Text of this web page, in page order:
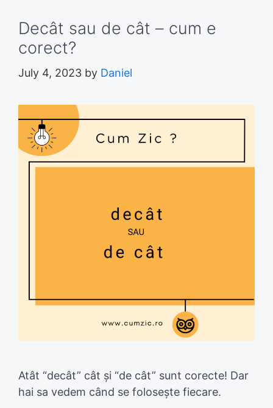
Decât sau de cât – cum e
corect?
July 4, 2023 by Daniel
Atât “decât” cât și “de cât” sunt corecte! Dar
hai sa vedem când se folosește fiecare.